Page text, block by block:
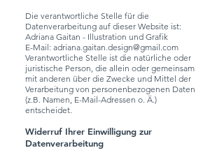
Die verantwortliche Stelle für die
Datenverarbeitung auf dieser Website ist:
Adriana Gaitan - Illustration und Grafik
E-Mail: adriana.gaitan.design@gmail.com
Verantwortliche Stelle ist die natürliche oder
juristische Person, die allein oder gemeinsam
mit anderen über die Zwecke und Mittel der
Verarbeitung von personenbezogenen Daten
(z.B. Namen, E-Mail-Adressen o. Ä.)
entscheidet.
Widerruf Ihrer Einwilligung zur
Datenverarbeitung